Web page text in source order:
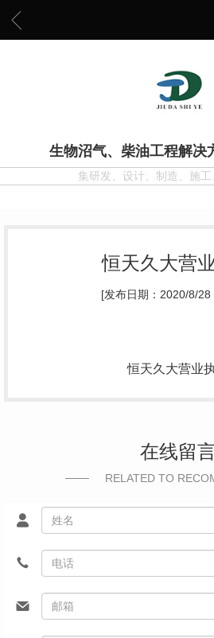
生物沼气、柴油工程解决
集研发、设计、制造、施
恒天久大营
[发布日期：2020/8/28
恒天久大营业
在线留
RELATED TO